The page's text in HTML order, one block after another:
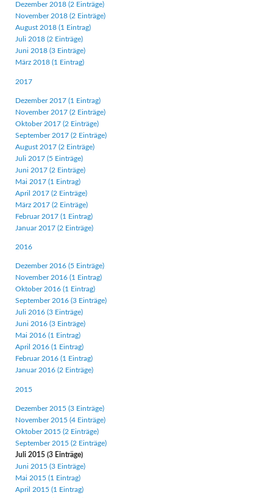
Dezember 2018 (2 Einträge)
November 2018 (2 Einträge)
August 2018 (1 Eintrag)
Juli 2018 (2 Einträge)
Juni 2018 (3 Einträge)
März 2018 (1 Eintrag)
2017
Dezember 2017 (1 Eintrag)
November 2017 (2 Einträge)
Oktober 2017 (2 Einträge)
September 2017 (2 Einträge)
August 2017 (2 Einträge)
Juli 2017 (5 Einträge)
Juni 2017 (2 Einträge)
Mai 2017 (1 Eintrag)
April 2017 (2 Einträge)
März 2017 (2 Einträge)
Februar 2017 (1 Eintrag)
Januar 2017 (2 Einträge)
2016
Dezember 2016 (5 Einträge)
November 2016 (1 Eintrag)
Oktober 2016 (1 Eintrag)
September 2016 (3 Einträge)
Juli 2016 (3 Einträge)
Juni 2016 (3 Einträge)
Mai 2016 (1 Eintrag)
April 2016 (1 Eintrag)
Februar 2016 (1 Eintrag)
Januar 2016 (2 Einträge)
2015
Dezember 2015 (3 Einträge)
November 2015 (4 Einträge)
Oktober 2015 (2 Einträge)
September 2015 (2 Einträge)
Juli 2015 (3 Einträge)
Juni 2015 (3 Einträge)
Mai 2015 (1 Eintrag)
April 2015 (1 Eintrag)